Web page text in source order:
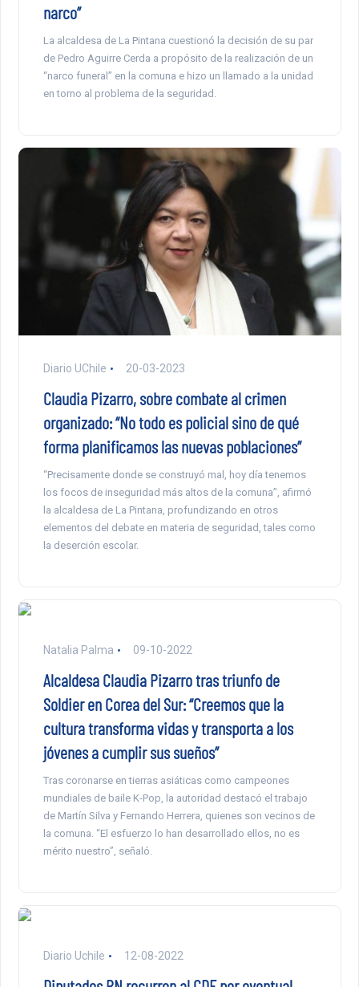
narco”
La alcaldesa de La Pintana cuestionó la decisión de su par
de Pedro Aguirre Cerda a propósito de la realización de un
“narco funeral” en la comuna e hizo un llamado a la unidad
en torno al problema de la seguridad.
Diario UChile 20-03-2023
Claudia Pizarro, sobre combate al crimen
organizado: “No todo es policial sino de qué
forma planificamos las nuevas poblaciones”
“Precisamente donde se construyó mal, hoy día tenemos
los focos de inseguridad más altos de la comuna”, afirmó
la alcaldesa de La Pintana, profundizando en otros
elementos del debate en materia de seguridad, tales como
la deserción escolar.
Natalia Palma 09-10-2022
Alcaldesa Claudia Pizarro tras triunfo de
Soldier en Corea del Sur: “Creemos que la
cultura transforma vidas y transporta a los
jóvenes a cumplir sus sueños”
Tras coronarse en tierras asiáticas como campeones
mundiales de baile K-Pop, la autoridad destacó el trabajo
de Martín Silva y Fernando Herrera, quienes son vecinos de
la comuna. “El esfuerzo lo han desarrollado ellos, no es
mérito nuestro”, señaló.
Diario Uchile 12-08-2022